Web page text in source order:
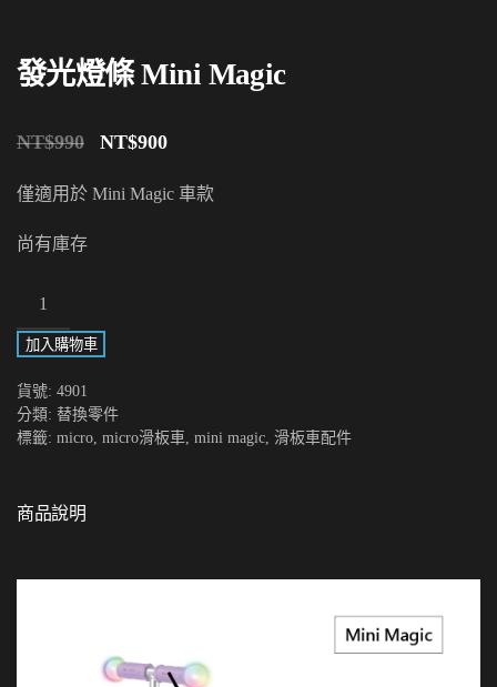
發光燈條 Mini Magic
NT$990
原
價
NT$900
價
僅適用於 Mini Magic 車款
尚有庫存
燈
Mini
Magic
加入購物車
貨號: 4901
分類: 替換零件
標籤: micro, micro滑板車, mini magic, 滑板車配件
商品說明